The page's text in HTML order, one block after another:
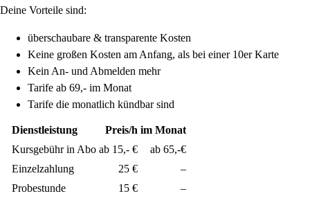
Deine Vorteile sind:
überschaubare & transparente Kosten
Keine großen Kosten am Anfang, als bei einer 10er Karte
Kein An- und Abmelden mehr
Tarife ab 69,- im Monat
Tarife die monatlich kündbar sind
Dienstleistung Preis/h im Monat
Kursgebühr in Abo ab 15,- €
ab 65,-€
Einzelzahlung
25 €
–
Probestunde
15 € –